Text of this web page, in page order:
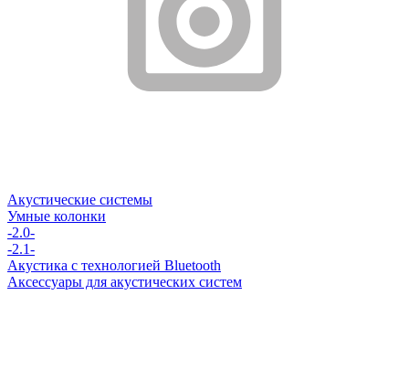
Акустические системы
Умные колонки
-2.0-
-2.1-
Акустика с технологией Bluetooth
Аксессуары для акустических систем